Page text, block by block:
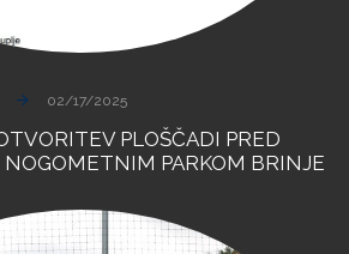
02/17/2025
PLOŠČADI PRED
NOGOMETNIM PARKOM BRINJE